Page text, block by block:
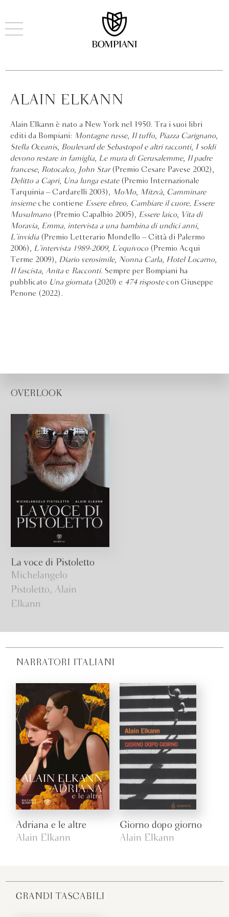
ALAIN ELKANN
Alain Elkann è nato a New York nel 1950. Tra i suoi libri
editi da Bompiani: Montagne russe, Il tuffo, Piazza Carignano,
Stella Oceanis, Boulevard de Sebastopol e altri racconti, I soldi
devono restare in famiglia, Le mura di Gerusalemme, Il padre
francese, Rotocalco, John Star(Premio Cesare Pavese 2002),
Delitto a Capri, Una lunga estate (Premio Internazionale
Tarquinia – Cardarelli 2003), MoMo, Mitzvà, Camminare
insieme che contiene Essere ebreo, Cambiare il cuore, Essere
Musulmano (Premio Capalbio 2005), Essere laico, Vita di
Moravia, Emma, intervista a una bambina di undici anni,
L’invidia (Premio Letterario Mondello – Città di Palermo
2006), L’intervista 1989-2009, L’equivoco (Premio Acqui
Terme 2009), Diario verosimile, Nonna Carla, Hotel Locarno,
Il fascista, Anita e Racconti. Sempre per Bompiani ha
pubblicato Una giornata (2020) e 474 rispostecon Giuseppe
Penone (2022).
OVERLOOK
La voce di Pistoletto
Michelangelo
Pistoletto, Alain
Elkann
NARRATORI ITALIANI
Adriana e le altre
Alain Elkann
Giorno dopo giorno
Alain Elkann
GRANDI TASCABILI